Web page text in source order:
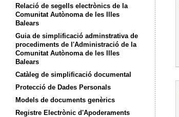
Relació de segells electrònics de la
Comunitat Autònoma de les Illes
Balears
Guia de simplificació adminstrativa de
procediments de l'Administració de la
Comunitat Autònoma de les Illes
Balears
Catàleg de simplificació documental
Protecció de Dades Personals
Models de documents genèrics
Registre Electrònic d'Apoderaments